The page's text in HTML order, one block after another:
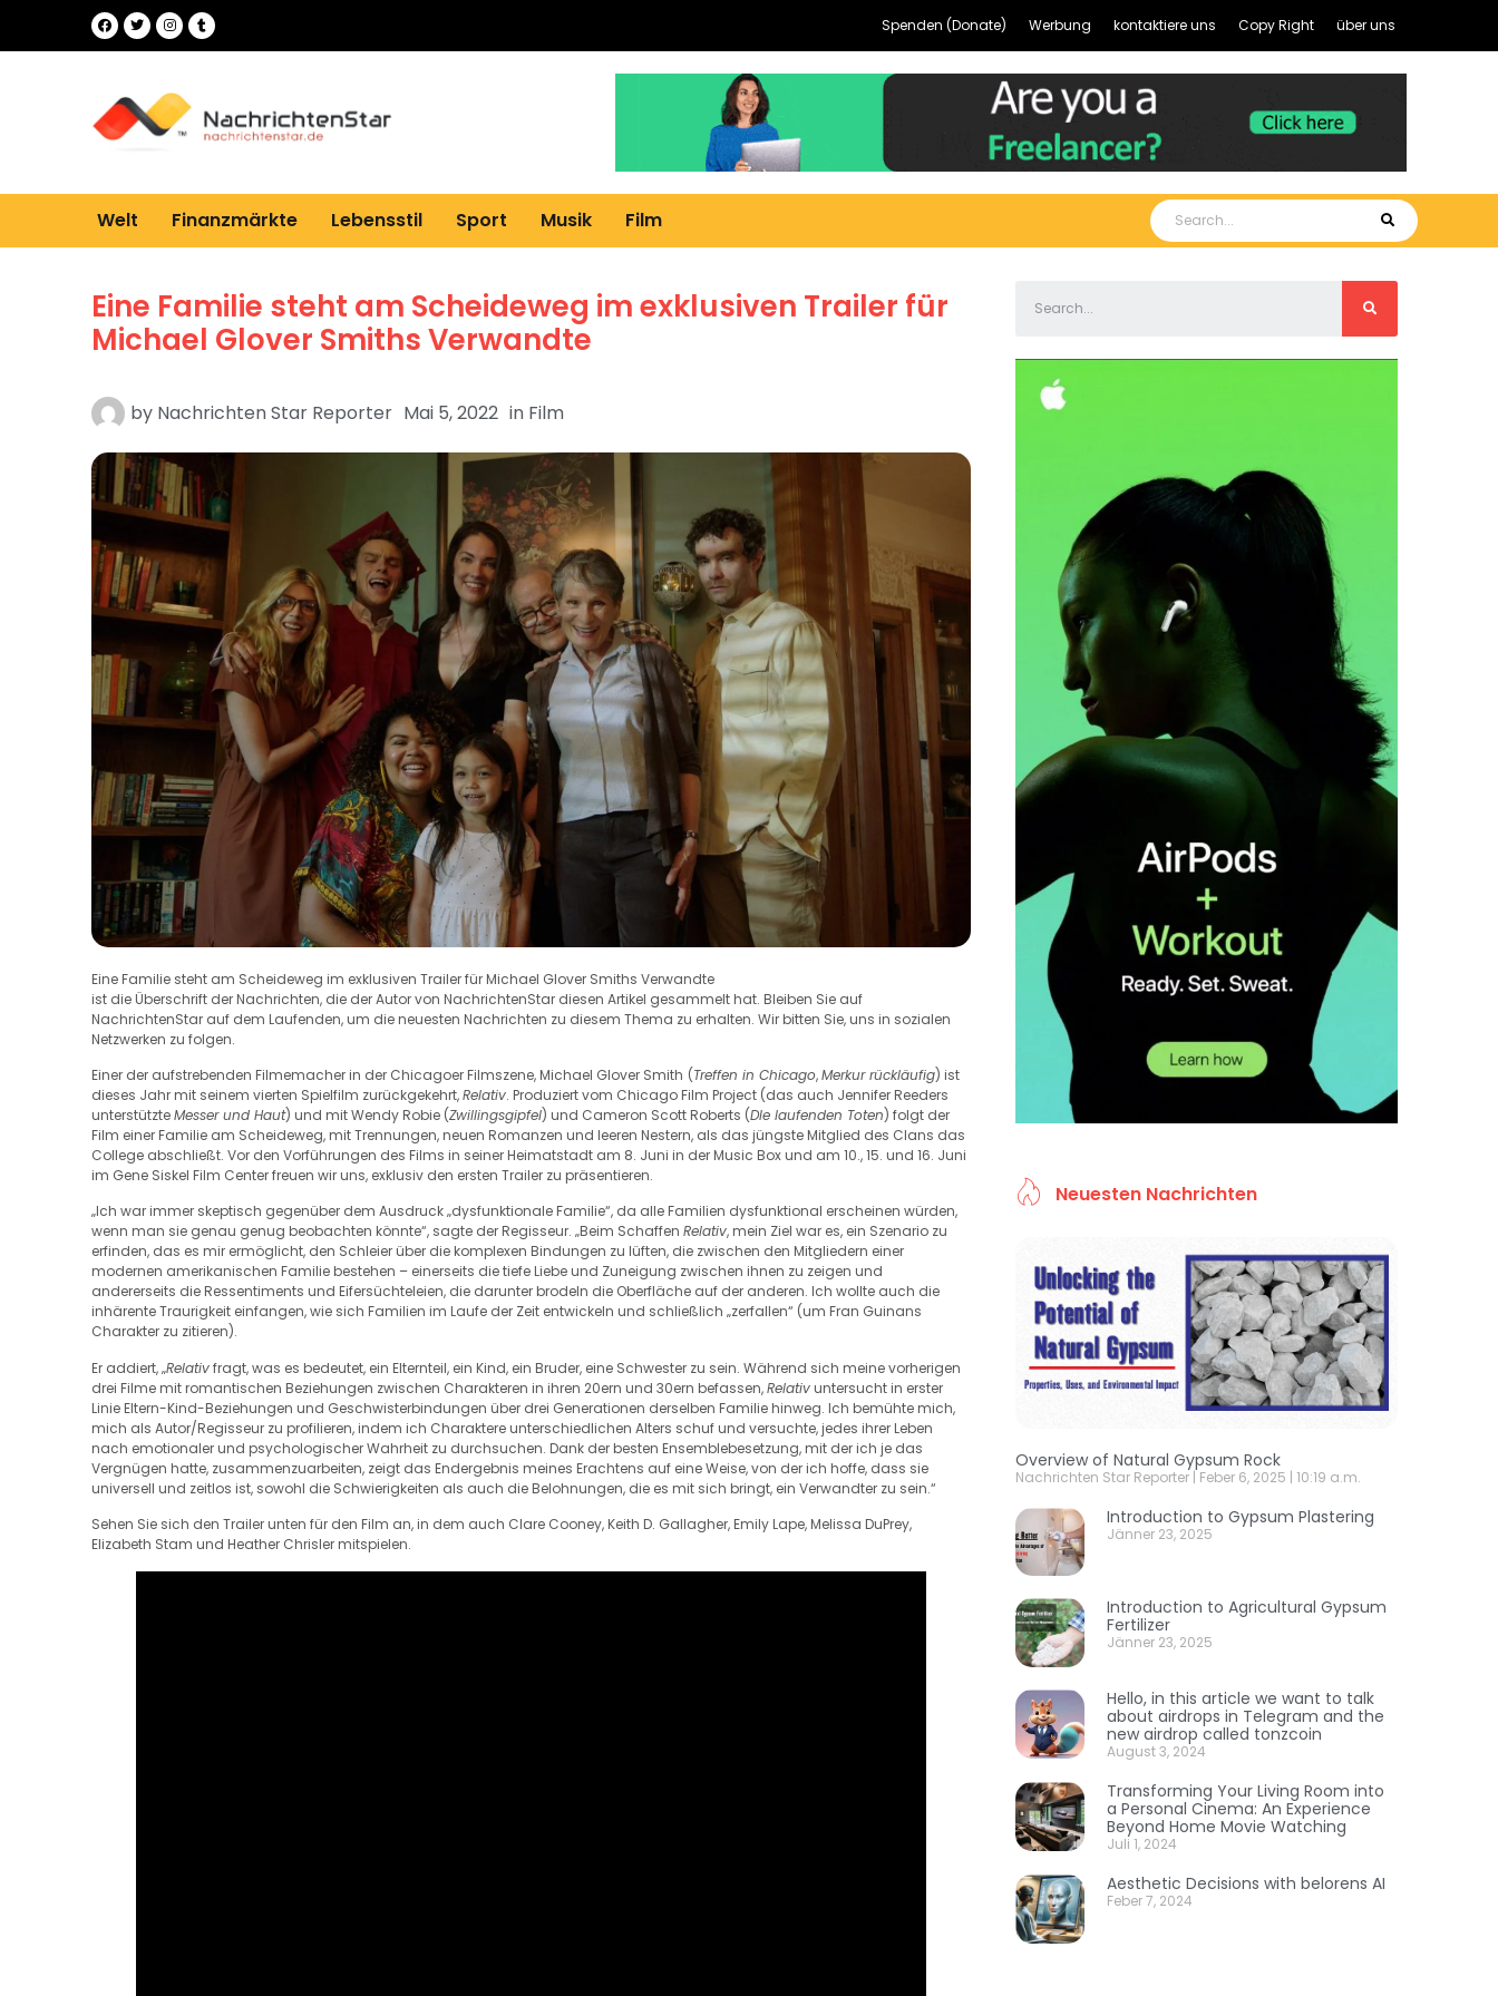
Spenden (Donate) Werbung kontaktiere uns Copy Right über uns
Welt Finanzmärkte Lebensstil Sport Musik Film
Eine Familie steht am Scheideweg im exklusiven Trailer für
Michael Glover Smiths Verwandte
by Nachrichten Star Reporter Mai 5, 2022 in Film
Eine Familie steht am Scheideweg im exklusiven Trailer für Michael Glover Smiths Verwandte
ist die Überschrift der Nachrichten, die der Autor von NachrichtenStar diesen Artikel gesammelt hat. Bleiben Sie auf
NachrichtenStar auf dem Laufenden, um die neuesten Nachrichten zu diesem Thema zu erhalten. Wir bitten Sie, uns in sozialen
Netzwerken zu folgen.
Einer der aufstrebenden Filmemacher in der Chicagoer Filmszene, Michael Glover Smith (Treffen in Chicago,Merkur rückläufig) ist
dieses Jahr mit seinem vierten Spielfilm zurückgekehrt,Relativ. Produziert vom Chicago Film Project (das auch Jennifer Reeders
unterstützteMesser und Haut) und mit Wendy Robie (Zwillingsgipfel) und Cameron Scott Roberts (DIe laufenden Toten) folgt der
Film einer Familie am Scheideweg, mit Trennungen, neuen Romanzen und leeren Nestern, als das jüngste Mitglied des Clans das
College abschließt. Vor den Vorführungen des Films in seiner Heimatstadt am 8. Juni in der Music Box und am 10., 15. und 16. Juni
im Gene Siskel Film Center freuen wir uns, exklusiv den ersten Trailer zu präsentieren.
„Ich war immer skeptisch gegenüber dem Ausdruck „dysfunktionale Familie“, da alle Familien dysfunktional erscheinen würden,
wenn man sie genau genug beobachten könnte“, sagte der Regisseur. „Beim Schaffen Relativ, mein Ziel war es, ein Szenario zu
erfinden, das es mir ermöglicht, den Schleier über die komplexen Bindungen zu lüften, die zwischen den Mitgliedern einer
modernen amerikanischen Familie bestehen – einerseits die tiefe Liebe und Zuneigung zwischen ihnen zu zeigen und
andererseits die Ressentiments und Eifersüchteleien, die darunter brodeln die Oberfläche auf der anderen. Ich wollte auch die
inhärente Traurigkeit einfangen, wie sich Familien im Laufe der Zeit entwickeln und schließlich „zerfallen“ (um Fran Guinans
Charakter zu zitieren).
Er addiert, „Relativfragt, was es bedeutet, ein Elternteil, ein Kind, ein Bruder, eine Schwester zu sein. Während sich meine vorherigen
drei Filme mit romantischen Beziehungen zwischen Charakteren in ihren 20ern und 30ern befassen,Relativuntersucht in erster
Linie Eltern-Kind-Beziehungen und Geschwisterbindungen über drei Generationen derselben Familie hinweg. Ich bemühte mich,
mich als Autor/Regisseur zu profilieren, indem ich Charaktere unterschiedlichen Alters schuf und versuchte, jedes ihrer Leben
nach emotionaler und psychologischer Wahrheit zu durchsuchen. Dank der besten Ensemblebesetzung, mit der ich je das
Vergnügen hatte, zusammenzuarbeiten, zeigt das Endergebnis meines Erachtens auf eine Weise, von der ich hoffe, dass sie
universell und zeitlos ist, sowohl die Schwierigkeiten als auch die Belohnungen, die es mit sich bringt, ein Verwandter zu sein.“
Sehen Sie sich den Trailer unten für den Film an, in dem auch Clare Cooney, Keith D. Gallagher, Emily Lape, Melissa DuPrey,
Elizabeth Stam und Heather Chrisler mitspielen.
Neuesten Nachrichten
Overview of Natural Gypsum Rock
Nachrichten Star Reporter Feber 6, 2025 10:19 a.m.
Introduction to Gypsum Plastering
Jänner 23, 2025
Introduction to Agricultural Gypsum
Fertilizer
Jänner 23, 2025
Hello, in this article we want to talk
about airdrops in Telegram and the
new airdrop called tonzcoin
August 3, 2024
Transforming Your Living Room into
a Personal Cinema: An Experience
Beyond Home Movie Watching
Juli 1, 2024
Aesthetic Decisions with belorens AI
Feber 7, 2024